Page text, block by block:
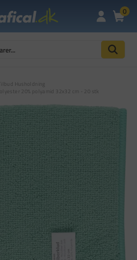
0
Tilbud Husholdning
20% polyamid 32x32 cm - 20 stk